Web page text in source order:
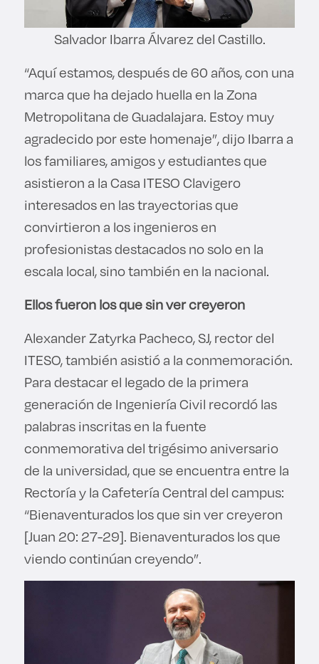
Salvador Ibarra Álvarez del Castillo.
“Aquí estamos, después de 60 años, con una
marca que ha dejado huella en la Zona
Metropolitana de Guadalajara. Estoy muy
agradecido por este homenaje”, dijo Ibarra a
los familiares, amigos y estudiantes que
asistieron a la Casa ITESO Clavigero
interesados en las trayectorias que
convirtieron a los ingenieros en
profesionistas destacados no solo en la
escala local, sino también en la nacional.
Ellos fueron los que sin ver creyeron
Alexander Zatyrka Pacheco, SJ, rector del
ITESO, también asistió a la conmemoración.
Para destacar el legado de la primera
generación de Ingeniería Civil recordó las
palabras inscritas en la fuente
conmemorativa del trigésimo aniversario
de la universidad, que se encuentra entre la
Rectoría y la Cafetería Central del campus:
“Bienaventurados los que sin ver creyeron
[Juan 20: 27-29]. Bienaventurados los que
viendo continúan creyendo”.